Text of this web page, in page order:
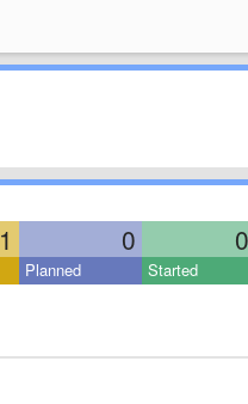
1 0 0
Planned Started